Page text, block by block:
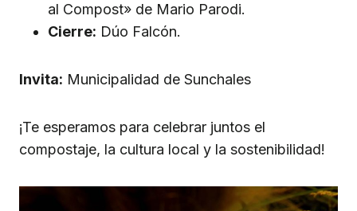
al Compost» de Mario Parodi.
Cierre: Dúo Falcón.
Invita: Municipalidad de Sunchales
¡Te esperamos para celebrar juntos el
compostaje, la cultura local y la sostenibilidad!